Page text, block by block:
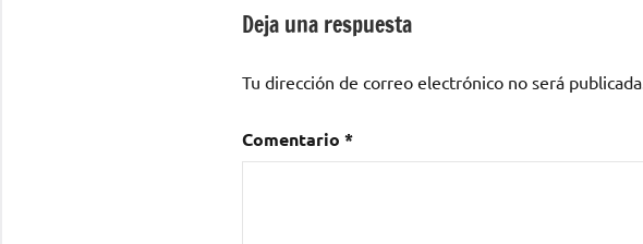
Deja una respuesta
Tu dirección de correo electrónico no será publicada.
Comentario *